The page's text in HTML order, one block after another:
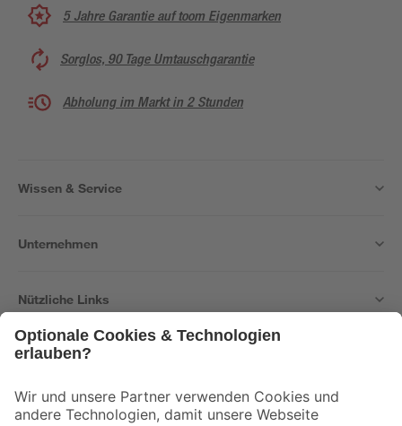
5 Jahre Garantie auf toom Eigenmarken
Sorglos, 90 Tage Umtauschgarantie
Abholung im Markt in 2 Stunden
Wissen & Service
Unternehmen
Nützliche Links
Der toom Newsletter: Keine Angebote und Aktionen mehr verpassen!